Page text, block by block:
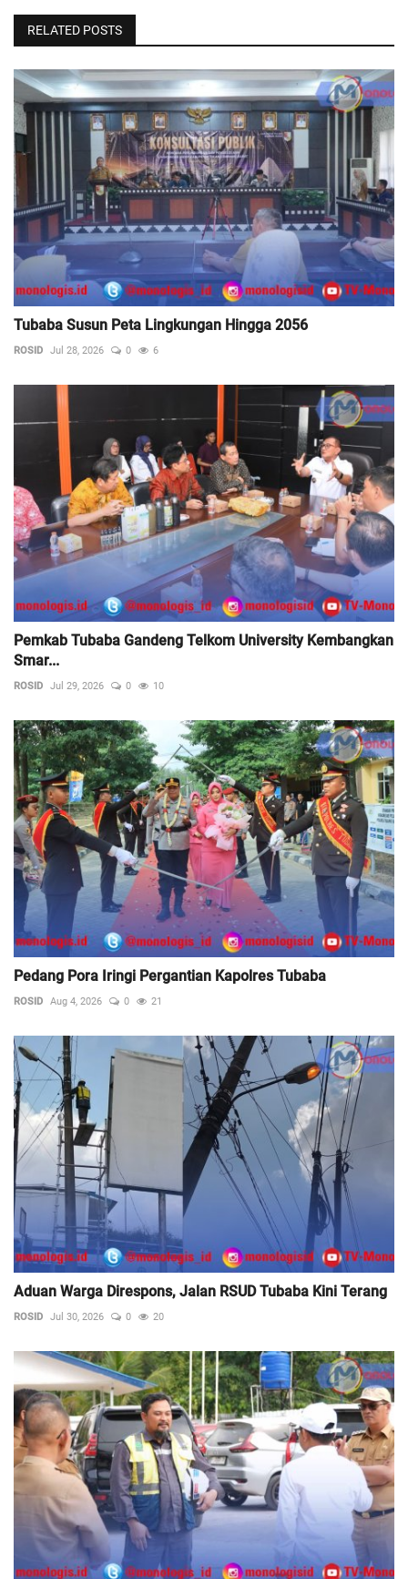
RELATED POSTS
Tubaba Susun Peta Lingkungan Hingga 2056
ROSID Jul 28, 2026 0 6
Pemkab Tubaba Gandeng Telkom University Kembangkan
Smar...
ROSID Jul 29, 2026 0 10
Pedang Pora Iringi Pergantian Kapolres Tubaba
ROSID Aug 4, 2026 0 21
Aduan Warga Direspons, Jalan RSUD Tubaba Kini Terang
ROSID Jul 30, 2026 0 20